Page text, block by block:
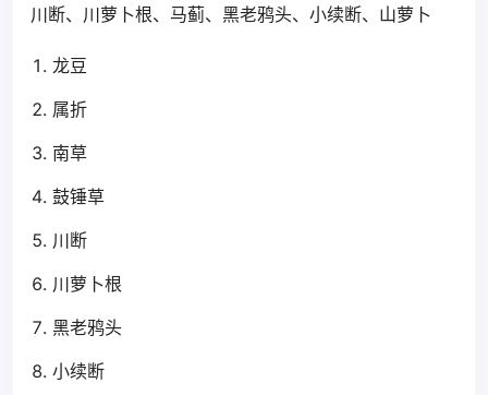
川断、川萝卜根、马蓟、黑老鸦头、小续断、山萝卜
龙豆
属折
南草
鼓锤草
川断
川萝卜根
黑老鸦头
小续断